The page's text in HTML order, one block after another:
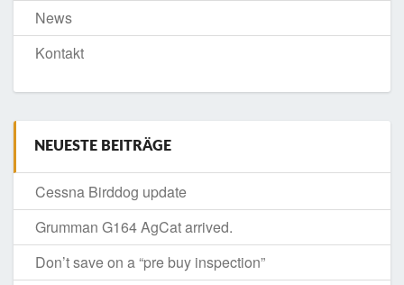
News
Kontakt
NEUESTE BEITRÄGE
Cessna Birddog update
Grumman G164 AgCat arrived.
Don’t save on a “pre buy inspection”